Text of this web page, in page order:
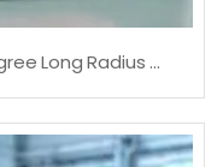
ASTM B366 Incoloy 825 90 Degree Long Radius Elbow